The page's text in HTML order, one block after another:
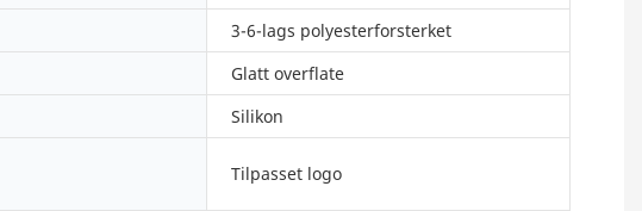
3-6-lags polyesterforsterket
Glatt overflate
Silikon
Tilpasset logo